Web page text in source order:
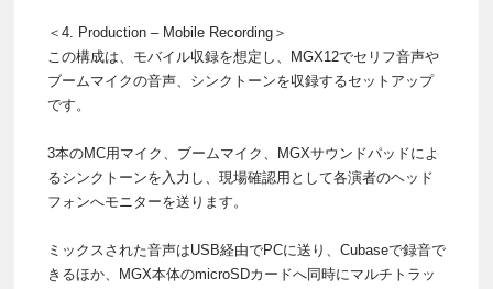
＜4. Production – Mobile Recording＞
この構成は、モバイル収録を想定し、MGX12でセリフ音声や
ブームマイクの音声、シンクトーンを収録するセットアップ
です。
3本のMC用マイク、ブームマイク、MGXサウンドパッドによ
るシンクトーンを入力し、現場確認用として各演者のヘッド
フォンへモニターを送ります。
ミックスされた音声はUSB経由でPCに送り、Cubaseで録音で
きるほか、MGX本体のmicroSDカードへ同時にマルチトラッ